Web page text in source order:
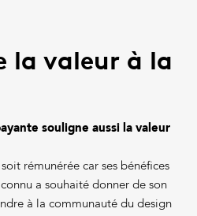
la valeur à la
souligne aussi la valeur
rémunérée car ses bénéfices
a souhaité donner de son
à la communauté du design